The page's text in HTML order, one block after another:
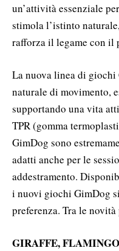
un’attività essenziale
stimola l’istinto
rafforza il legame con il
La nuova linea di
naturale di movimento,
supportando una vita
TPR (gomma
GimDog sono
adatti anche per le
addestramento.
i nuovi giochi GimDog
preferenza. Tra le
GIRAFFE,